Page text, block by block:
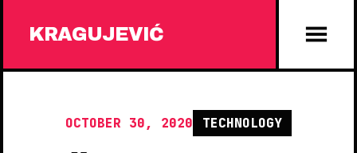
KRAGUJEVIĆ
OCTOBER 30, 2020 TECHNOLOGY